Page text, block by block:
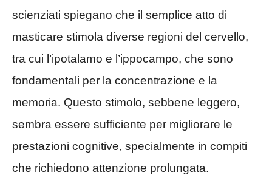
scienziati spiegano che il semplice atto di
masticare stimola diverse regioni del cervello,
tra cui l’ipotalamo e l’ippocampo, che sono
fondamentali per la concentrazione e la
memoria. Questo stimolo, sebbene leggero,
sembra essere sufficiente per migliorare le
prestazioni cognitive, specialmente in compiti
che richiedono attenzione prolungata.